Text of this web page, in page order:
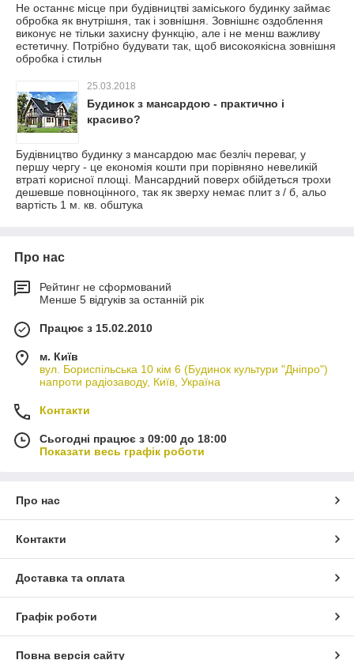
Не останнє місце при будівництві заміського будинку займає
обробка як внутрішня, так і зовнішня. Зовнішнє оздоблення
виконує не тільки захисну функцію, але і не менш важливу
естетичну. Потрібно будувати так, щоб високоякісна зовнішня
обробка і стильн
25.03.2018
Будинок з мансардою - практично і
красиво?
Будівництво будинку з мансардою має безліч переваг, у
першу чергу - це економія кошти при порівняно невеликій
втраті корисної площі. Мансардний поверх обійдеться трохи
дешевше повноцінного, так як зверху немає плит з / б, альо
вартість 1 м. кв. обштука
Про нас
Рейтинг не сформований
Менше 5 відгуків за останній рік
Працює з 15.02.2010
м. Київ
вул. Бориспільська 10 кім 6 (Будинок культури "Дніпро")
напроти радіозаводу, Київ, Україна
Контакти
Сьогодні працює з 09:00 до 18:00
Показати весь графік роботи
Про нас
Контакти
Доставка та оплата
Графік роботи
Повна версія сайту